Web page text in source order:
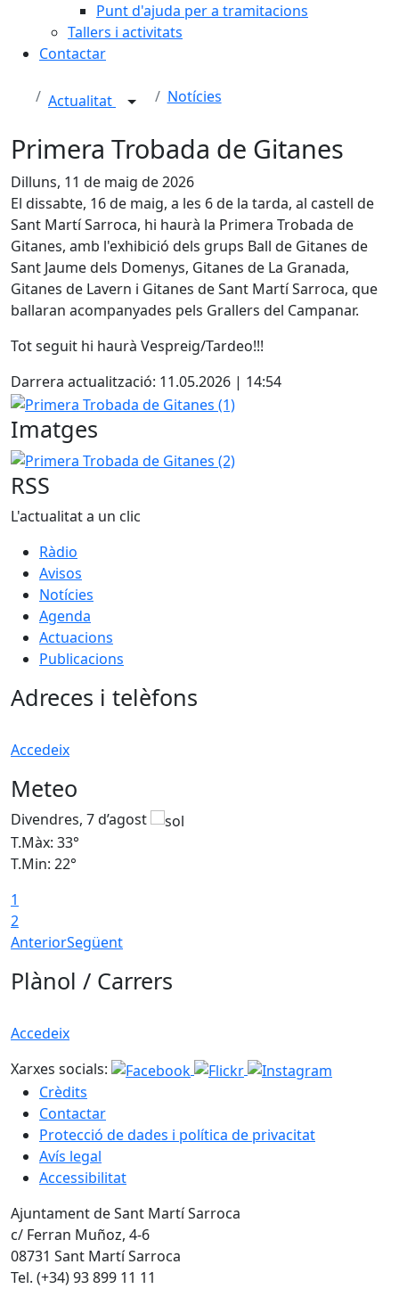
Punt d'ajuda per a tramitacions
Tallers i activitats
Contactar
Actualitat Notícies
Primera Trobada de Gitanes
Dilluns, 11 de maig de 2026
El dissabte, 16 de maig, a les 6 de la tarda, al castell de
Sant Martí Sarroca, hi haurà la Primera Trobada de
Gitanes, amb l'exhibició dels grups Ball de Gitanes de
Sant Jaume dels Domenys, Gitanes de La Granada,
Gitanes de Lavern i Gitanes de Sant Martí Sarroca, que
ballaran acompanyades pels Grallers del Campanar.
Tot seguit hi haurà Vespreig/Tardeo!!!
Darrera actualització: 11.05.2026 | 14:54
Primera Trobada de Gitanes (1)
Imatges
Primera Trobada de Gitanes (2)
RSS
L'actualitat a un clic
Ràdio
Avisos
Notícies
Agenda
Actuacions
Publicacions
Adreces i telèfons
Accedeix
Meteo
Divendres, 7 d’agost
T.Màx: 33°
T.Min: 22°
1
2
AnteriorSegüent
Plànol / Carrers
Accedeix
Xarxes socials:
Crèdits
Contactar
Protecció de dades i política de privacitat
Avís legal
Accessibilitat
Ajuntament de Sant Martí Sarroca
c/ Ferran Muñoz, 4-6
08731 Sant Martí Sarroca
Tel. (+34) 93 899 11 11